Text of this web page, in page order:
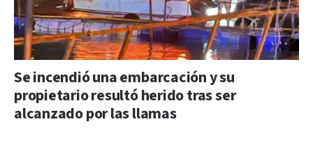
Se incendió una embarcación y su
propietario resultó herido tras ser
alcanzado por las llamas